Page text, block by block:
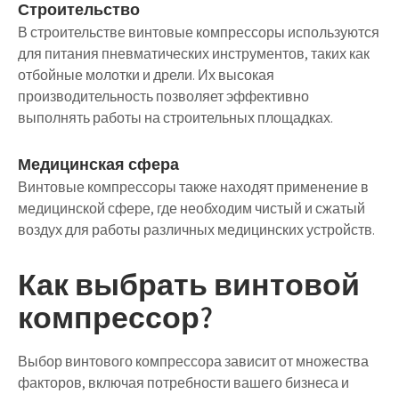
Строительство
В строительстве винтовые компрессоры используются
для питания пневматических инструментов, таких как
отбойные молотки и дрели. Их высокая
производительность позволяет эффективно
выполнять работы на строительных площадках.
Медицинская сфера
Винтовые компрессоры также находят применение в
медицинской сфере, где необходим чистый и сжатый
воздух для работы различных медицинских устройств.
Как выбрать винтовой
компрессор?
Выбор винтового компрессора зависит от множества
факторов, включая потребности вашего бизнеса и